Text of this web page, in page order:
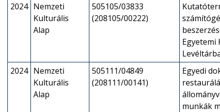
2024 Nemzeti
Kulturális
Alap
505105/03833
(208105/00222)
Egyetemi
2024 Nemzeti
Kulturális
Alap
505111/04849
(208111/00141)
Egyedi
munkák